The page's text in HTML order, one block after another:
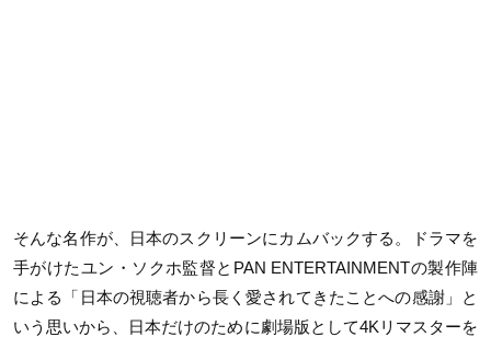
そんな名作が、日本のスクリーンにカムバックする。ドラマを
手がけたユン・ソクホ監督とPAN ENTERTAINMENTの製作陣
による「日本の視聴者から長く愛されてきたことへの感謝」と
いう思いから、日本だけのために劇場版として4Kリマスターを